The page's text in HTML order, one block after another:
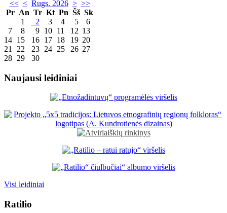
<< < Rugs. 2026 > >>
Pr An Tr Kt Pn Šš Sk
1
2 3 4 5
6
7
8 9 10 11 12 13
14 15 16 17 18 19 20
21
22 23 24 25 26 27
28 29 30
Naujausi leidiniai
Visi leidiniai
Ratilio